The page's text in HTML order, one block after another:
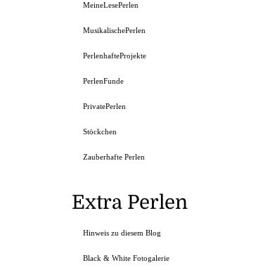
MeineLesePerlen
MusikalischePerlen
PerlenhafteProjekte
PerlenFunde
PrivatePerlen
Stöckchen
Zauberhafte Perlen
Extra Perlen
Hinweis zu diesem Blog
Black & White Fotogalerie